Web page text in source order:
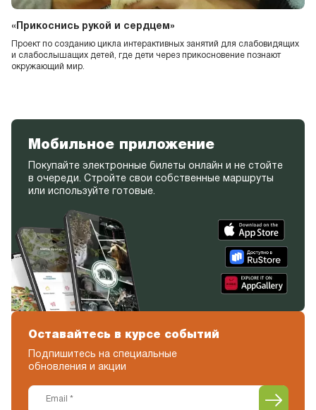
«Прикоснись рукой и сердцем»
Проект по созданию цикла интерактивных занятий для слабовидящих
и слабослышащих детей, где дети через прикосновение познают
окружающий мир.
Мобильное приложение
Покупайте электронные билеты онлайн и не стойте
в очереди. Стройте свои собственные маршруты
или используйте готовые.
Оставайтесь в курсе событий
Подпишитесь на специальные
обновления и акции